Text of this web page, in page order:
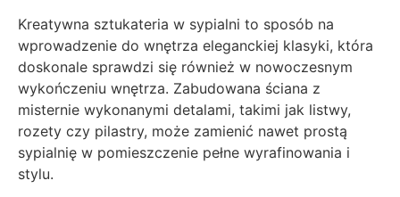
Kreatywna sztukateria w sypialni to sposób na
wprowadzenie do wnętrza eleganckiej klasyki, która
doskonale sprawdzi się również w nowoczesnym
wykończeniu wnętrza. Zabudowana ściana z
misternie wykonanymi detalami, takimi jak listwy,
rozety czy pilastry, może zamienić nawet prostą
sypialnię w pomieszczenie pełne wyrafinowania i
stylu.